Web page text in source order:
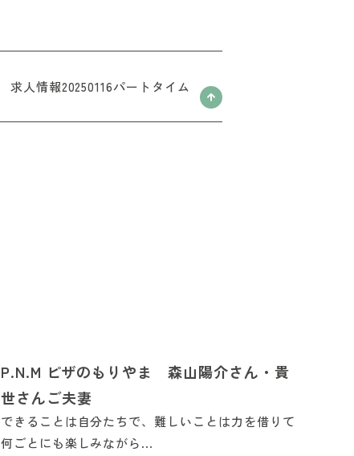
求人情報20250116パートタイム
P.N.M ピザのもりやま 森山陽介さん・貴
世さんご夫妻
できることは自分たちで、難しいことは力を借りて
何ごとにも楽しみながら...